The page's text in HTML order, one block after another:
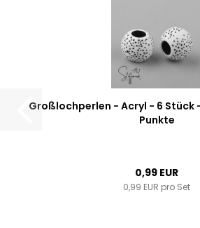
Großlochperlen - Acryl - 6 Stück
Punkte
0,99 EUR
0,99 EUR pro Set